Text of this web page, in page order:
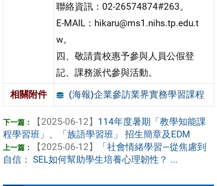
聯絡資訊：02-26574874#263。
E-MAIL：hikaru@ms1.nihs.tp.edu.t
w。
四、敬請貴校惠予參與人員公假登
記、課務派代參與活動。
相關附件
(海報)企業參訪業界實務學習課程
【2025-06-12】 114年度暑期「教學知能課
程學習班」、「族語學習班」 招生簡章及EDM
【2025-06-12】
「社會情緒學習—從焦慮到
自信： SEL如何幫助學生培養心理韌性？ ...